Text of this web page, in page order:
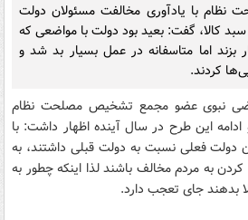
با یادآوری مخالفت مسئولان دولت
کالا، گفت: بعید بود دولت با مواضعی که
بزند اما متاسفانه در عمل بسیار بد شد و
کردند.
نبوی عضو مجمع تشخیص مصلحت نظام
ادامه این طرح در سال آینده اظهار داشت: با
دولت فعلی نسبت به دولت قبلی داشتند، به
به مردم مخالف باشند لذا اینکه چطور به
بدهند جای تعجب دارد.